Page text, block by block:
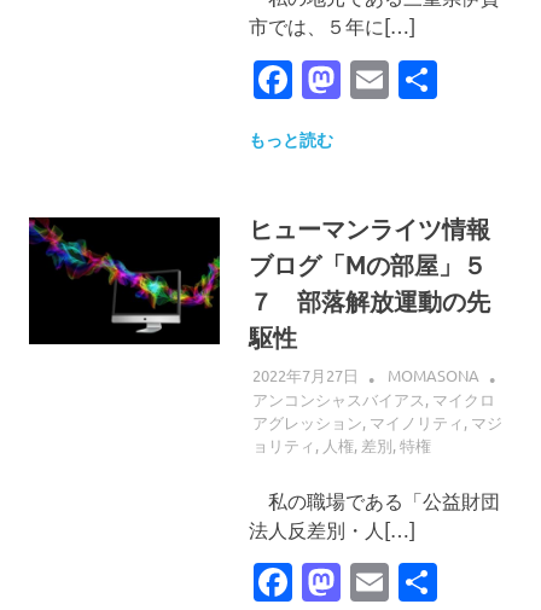
市では、５年に[…]
Facebook
Mastodon
Email
共
もっと読む
ヒューマンライツ情報
ブログ「Mの部屋」５
７ 部落解放運動の先
駆性
2022年7月27日
MOMASONA
アンコンシャスバイアス, マイクロ
アグレッション, マイノリティ , マジ
ョリティ , 人権, 差別,特権
私の職場である「公益財団
法人反差別・人[…]
Facebook
Mastodon
Email
共